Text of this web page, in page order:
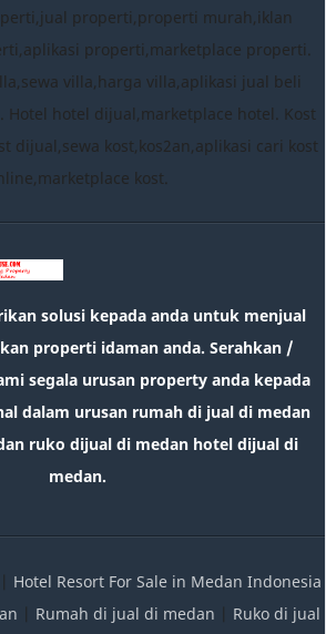
properti,properti murah,iklan
properti,marketplace properti.
villa,harga villa,aplikasi jual beli
Hotel hotel dijual,marketplace hotel. Kost
dijual,sewa kost,kos2an,aplikasi cari kost
kost.
solusi kepada anda untuk menjual
properti idaman anda. Serahkan /
segala urusan property anda kepada
dalam urusan rumah di jual di medan
ruko dijual di medan hotel dijual di
medan.
| Hotel Resort For Sale in Medan Indonesia
| Rumah di jual di medan | Ruko di jual